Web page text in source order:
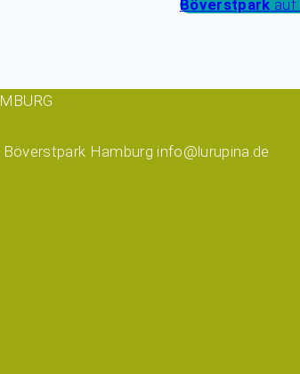
Böverstpark auf
Hamburg info@lurupina.de